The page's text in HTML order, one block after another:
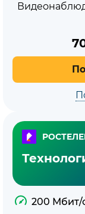
200 Мбит/